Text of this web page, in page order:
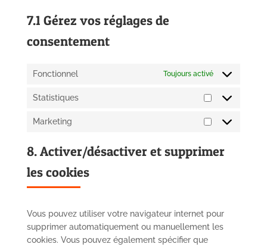
7.1 Gérez vos réglages de
consentement
Fonctionnel Toujours activé
Statistiques
Statistiques
Marketing
Marketing
8. Activer/désactiver et supprimer
les cookies
Vous pouvez utiliser votre navigateur internet pour
supprimer automatiquement ou manuellement les
cookies. Vous pouvez également spécifier que